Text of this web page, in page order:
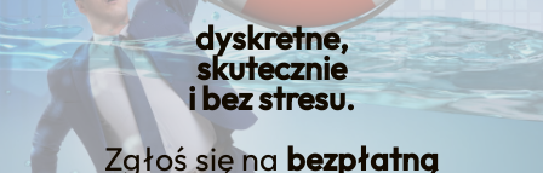
dyskretne,
skutecznie
i bez stresu.
Zgłoś się na bezpłatną
KREDYT123.PL – OFERTA SPRZEDAŻOWA
Jak skutecznie
skorzystać z nadpłaty
kredytowej? Odkryj